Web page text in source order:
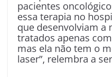
pacientes
essa terapia no
que desenvolviam a
tratados apenas
mas ela não tem o
laser”, relembra a